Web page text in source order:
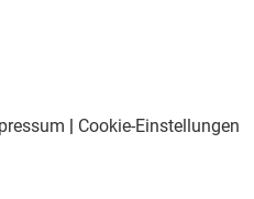
| Cookie-Einstellungen